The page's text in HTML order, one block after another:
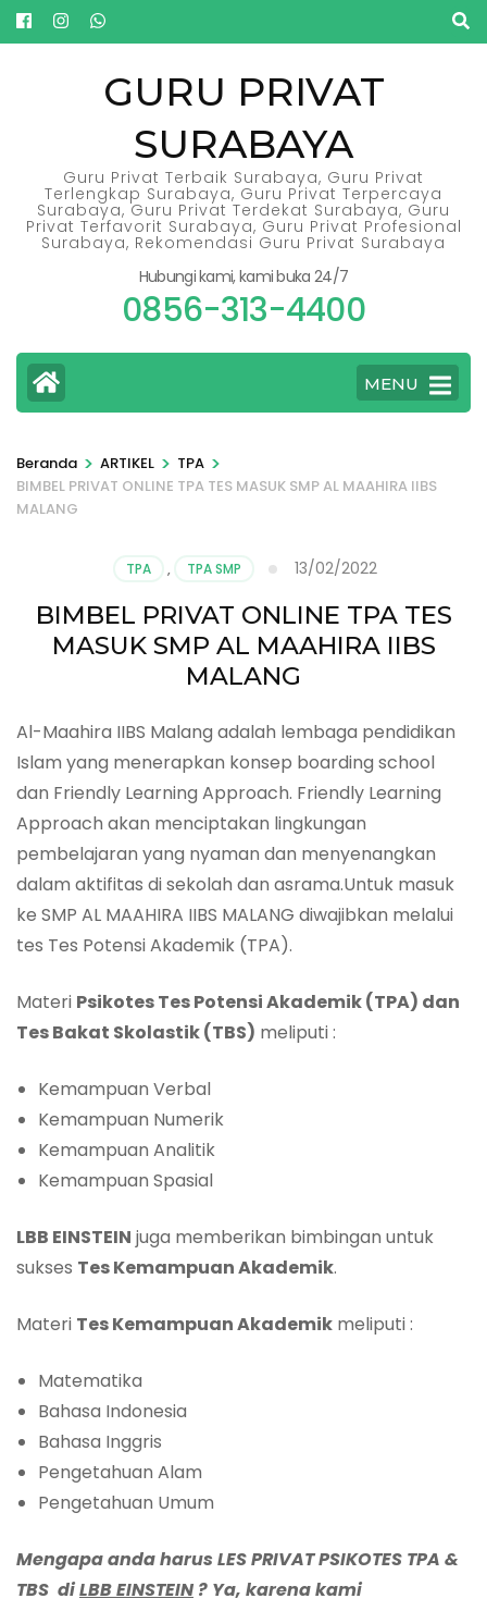
Lompat
ke
GURU PRIVAT
SURABAYA
Guru Privat Terbaik Surabaya, Guru Privat
Terlengkap Surabaya, Guru Privat Terpercaya
Surabaya, Guru Privat Terdekat Surabaya, Guru
Privat Terfavorit Surabaya, Guru Privat Profesional
Surabaya, Rekomendasi Guru Privat Surabaya
Hubungi kami, kami buka 24/7
0856-313-4400
MENU
Beranda > ARTIKEL > TPA >
BIMBEL PRIVAT ONLINE TPA TES MASUK SMP AL MAAHIRA IIBS
MALANG
TPA , TPA SMP 13/02/2022
BIMBEL PRIVAT ONLINE TPA TES
MASUK SMP AL MAAHIRA IIBS
MALANG
Al-Maahira IIBS Malang adalah lembaga pendidikan
Islam yang menerapkan konsep boarding school
dan Friendly Learning Approach. Friendly Learning
Approach akan menciptakan lingkungan
pembelajaran yang nyaman dan menyenangkan
dalam aktifitas di sekolah dan asrama.Untuk masuk
ke SMP AL MAAHIRA IIBS MALANG diwajibkan melalui
tes Tes Potensi Akademik (TPA).
Materi Psikotes Tes Potensi Akademik (TPA) dan
Tes Bakat Skolastik (TBS) meliputi :
Kemampuan Verbal
Kemampuan Numerik
Kemampuan Analitik
Kemampuan Spasial
LBB EINSTEIN juga memberikan bimbingan untuk
sukses Tes Kemampuan Akademik.
Materi Tes Kemampuan Akademik meliputi :
Matematika
Bahasa Indonesia
Bahasa Inggris
Pengetahuan Alam
Pengetahuan Umum
Mengapa anda harus LES PRIVATPSIKOTES TPA &
TBS diLBB EINSTEIN ? Ya, karena kami